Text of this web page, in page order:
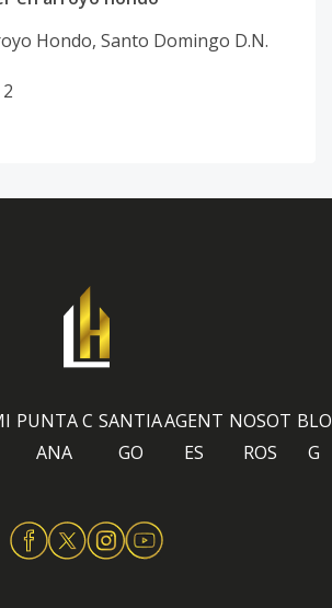
Hondo, Santo Domingo D.N.
2
PUNTA C
ANA
SANTIA
GO
AGENT
ES
NOSOT
ROS
BLO
G